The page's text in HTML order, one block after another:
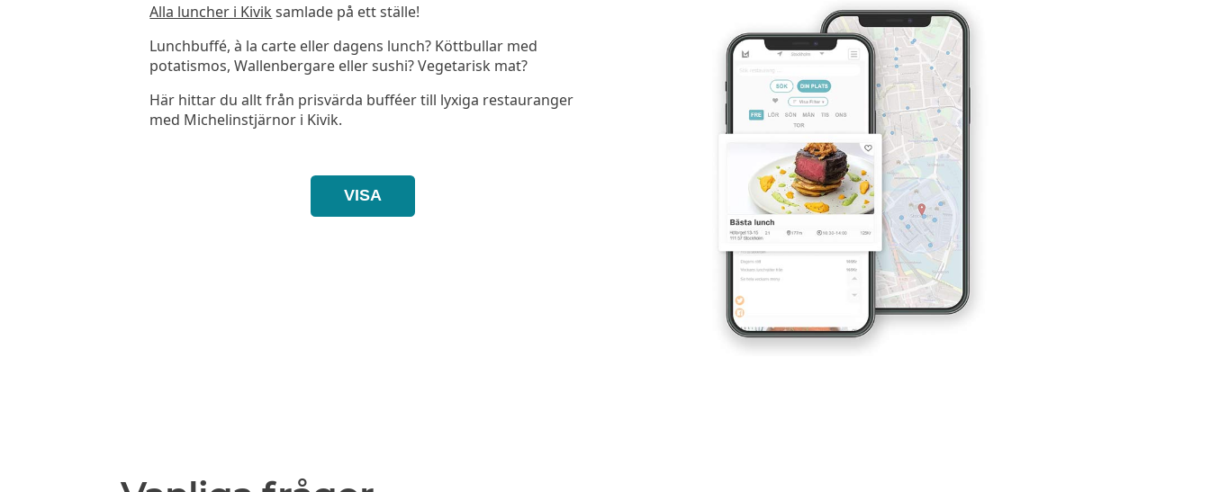
Alla luncher i Kivik samlade på ett ställe!
Lunchbuffé, à la carte eller dagens lunch? Köttbullar med
potatismos, Wallenbergare eller sushi? Vegetarisk mat?
Här hittar du allt från prisvärda bufféer till lyxiga restauranger
med Michelinstjärnor i Kivik.
VISA